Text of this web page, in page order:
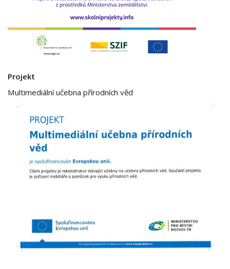
Projekt
Multimediální učebna přírodních věd